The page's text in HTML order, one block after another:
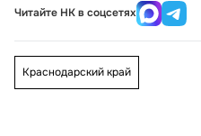
Читайте НК в соцсетях
Краснодарский край